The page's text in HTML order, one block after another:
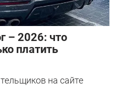
– 2026: что
платить
на сайте